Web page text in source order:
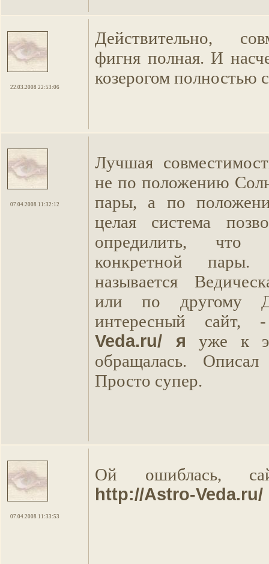
22.03.2008 22:53:06
Действительно,
фигня полная. И
козерогом полностью
07.04.2008 11:32:12
Лучшая
не по положению
пары, а по
целая система
опредилить, что
конкретной
называется
или по другому
интересный
Veda.ru/ я уже к
обращалась.
Просто супер.
07.04.2008 11:33:53
Ой ошиблась,
http://Astro-Veda.ru/